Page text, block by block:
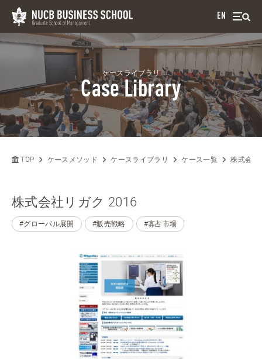
EN
ケースライブラリ
Case Library
TOP ケースメソッド ケースライブラリ ケース一覧 株式会社
株式会社リガク 2016
#グローバル展開 #販売戦略 #寡占市場